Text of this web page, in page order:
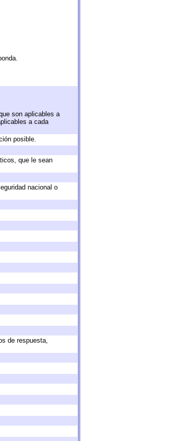
son aplicables a
a cada
posible.
que le sean
nacional o
de respuesta,